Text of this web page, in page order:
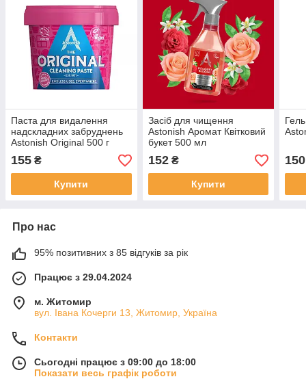
Паста для видалення
надскладних забруднень
Astonish Original 500 г
155 ₴
Купити
Засіб для чищення
Astonish Аромат Квітковий
букет 500 мл
152₴
Купити
150
Про нас
95% позитивних з 85 відгуків за рік
Працює з 29.04.2024
м. Житомир
вул. Івана Кочерги 13, Житомир, Україна
Контакти
Сьогодні працює з 09:00 до 18:00
Показати весь графік роботи